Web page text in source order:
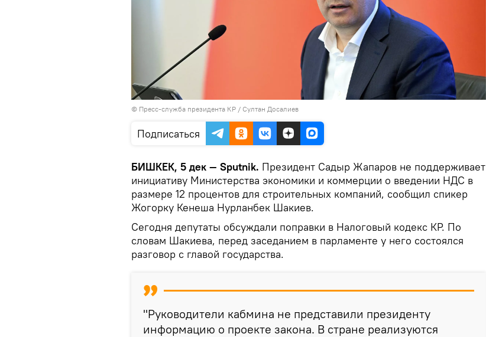
© Пресс-служба президента КР / Султан Досалиев
Подписаться
БИШКЕК, 5 дек — Sputnik. Президент Садыр Жапаров не поддерживает
инициативу Министерства экономики и коммерции о введении НДС в
размере 12 процентов для строительных компаний, сообщил спикер
Жогорку Кенеша Нурланбек Шакиев.
Сегодня депутаты обсуждали поправки в Налоговый кодекс КР. По
словам Шакиева, перед заседанием в парламенте у него состоялся
разговор с главой государства.
"Руководители кабмина не представили президенту
информацию о проекте закона. В стране реализуются